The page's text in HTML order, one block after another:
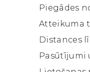
Piegādes
Atteikuma
Distances
Pasūtījumi